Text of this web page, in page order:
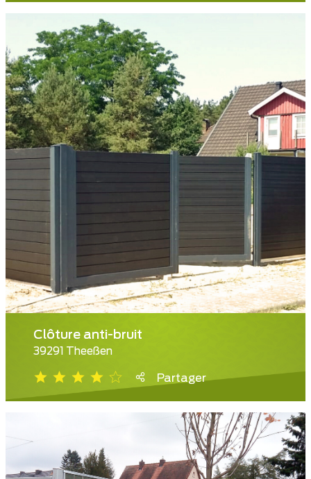
Clôture anti-bruit
39291 Theeßen
Partager